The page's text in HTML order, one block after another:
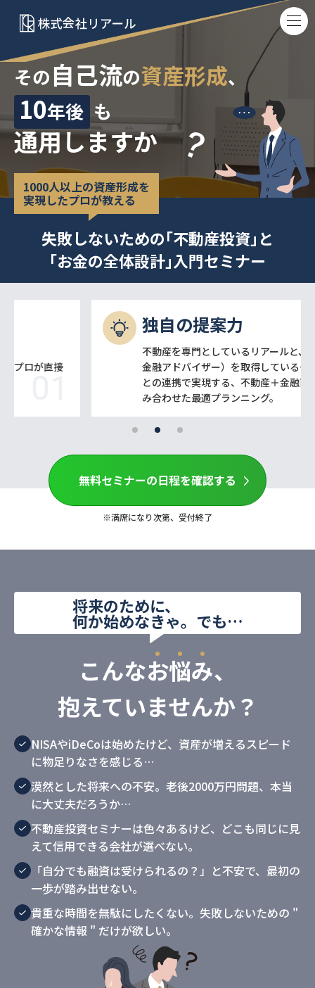
その自己流の資産形成、
10年後 も
通用しますか
1000人以上の資産形成を
実現したプロが教える
失敗しないための｢不動産投資｣と
｢お金の全体設計｣入門セミナー
独自の提案力
不動産を専門としているリアールと、IFA（独立系
金融アドバイザー）を取得しているグループ会社
との連携で実現する、不動産＋金融商品全般を組
み合わせた最適プランニング。
無料セミナーの日程を確認する
※満席になり次第、受付終了
将来のために、
何か始めなきゃ。でも…
こんなお悩み、
抱えていませんか？
NISAやiDeCoは始めたけど、資産が増えるスピード
に物足りなさを感じる…
漠然とした将来への不安。老後2000万円問題、本当
に大丈夫だろうか…
不動産投資セミナーは色々あるけど、どこも同じに見
えて信用できる会社が選べない。
「自分でも融資は受けられるの？」と不安で、最初の
一歩が踏み出せない。
貴重な時間を無駄にしたくない。失敗しないための "
確かな情報 " だけが欲しい。